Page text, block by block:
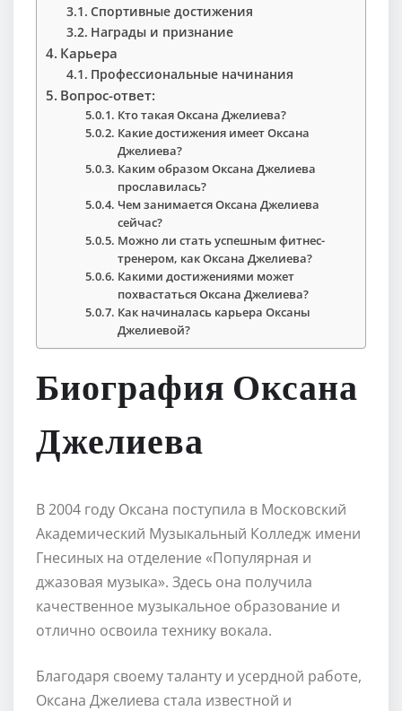
Спортивные достижения
Награды и признание
Карьера
Профессиональные начинания
Вопрос-ответ:
Кто такая Оксана Джелиева?
Какие достижения имеет Оксана
Джелиева?
Каким образом Оксана Джелиева
прославилась?
Чем занимается Оксана Джелиева
сейчас?
Можно ли стать успешным фитнес-
тренером, как Оксана Джелиева?
Какими достижениями может
похвастаться Оксана Джелиева?
Как начиналась карьера Оксаны
Джелиевой?
Биография Оксана
Джелиева
В 2004 году Оксана поступила в Московский
Академический Музыкальный Колледж имени
Гнесиных на отделение «Популярная и
джазовая музыка». Здесь она получила
качественное музыкальное образование и
отлично освоила технику вокала.
Благодаря своему таланту и усердной работе,
Оксана Джелиева стала известной и